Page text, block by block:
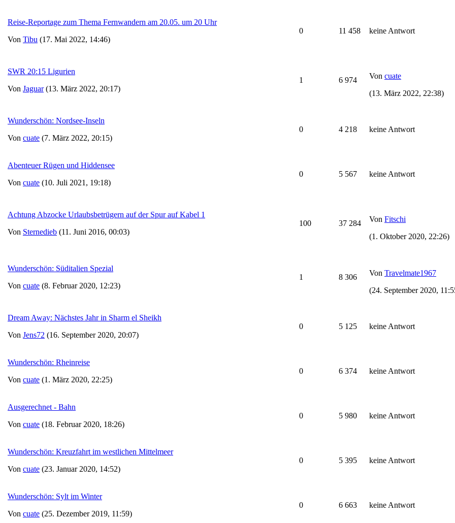
Reise-Reportage zum Thema Fernwandern am 20.05. um 20 Uhr
Von Tibu (17. Mai 2022, 14:46)
0 11 458 keine Antwort
SWR 20:15 Ligurien
Von Jaguar(13. März 2022, 20:17)
1 6 974 Von cuate
(13. März 2022, 22:38)
Wunderschön: Nordsee-Inseln
Von cuate (7. März 2022, 20:15)
0 4 218 keine Antwort
Abenteuer Rügen und Hiddensee
Von cuate (10. Juli 2021, 19:18)
0 5 567 keine Antwort
Achtung Abzocke Urlaubsbetrügern auf der Spur auf Kabel 1
Von Sternedieb (11. Juni 2016, 00:03)
100 37 284 Von Fitschi
(1. Oktober 2020, 22:26)
Wunderschön: Süditalien Spezial
Von cuate (8. Februar 2020, 12:23)
1 8 306 Von Travelmate1967
(24. September 2020,
Dream Away: Nächstes Jahr in Sharm el Sheikh
Von Jens72 (16. September 2020, 20:07)
0 5 125 keine Antwort
Wunderschön: Rheinreise
Von cuate (1. März 2020, 22:25)
0 6 374 keine Antwort
Ausgerechnet - Bahn
Von cuate (18. Februar 2020, 18:26)
0 5 980 keine Antwort
Wunderschön: Kreuzfahrt im westlichen Mittelmeer
Von cuate (23. Januar 2020, 14:52)
0 5 395 keine Antwort
Wunderschön: Sylt im Winter
Von cuate (25. Dezember 2019, 11:59)
0 6 663 keine Antwort